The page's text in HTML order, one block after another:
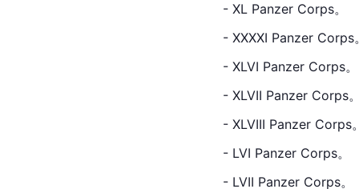
- XL Panzer Corps。
- XXXXI Panzer Corps
- XLVI Panzer Corps。
- XLVII Panzer Corps
- XLVIII Panzer Corps
- LVI Panzer Corps。
- LVII Panzer Corps。